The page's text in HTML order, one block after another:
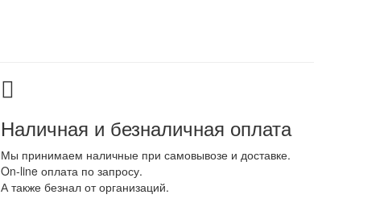
Наличная и безналичная оплата
Мы принимаем наличные при самовывозе и доставке.
On-line оплата по запросу.
А также безнал от организаций.